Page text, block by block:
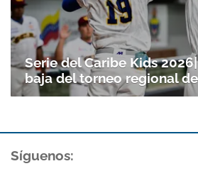
Serie del Caribe Kids
baja del torneo regional
Síguenos: